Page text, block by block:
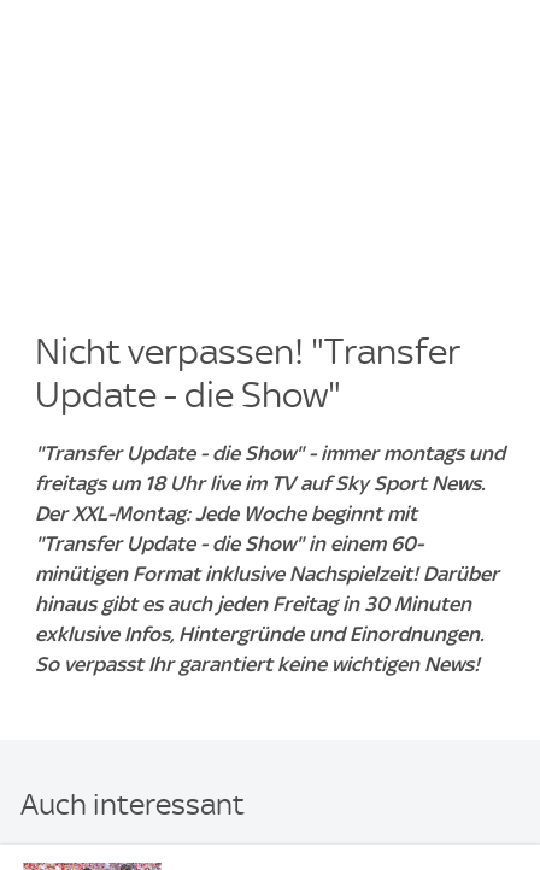
Nicht verpassen! "Transfer
Update - die Show"
"Transfer Update - die Show" - immer montags und
freitags um 18 Uhr live im TV auf Sky Sport News.
Der XXL-Montag: Jede Woche beginnt mit
"Transfer Update - die Show" in einem 60-
minütigen Format inklusive Nachspielzeit! Darüber
hinaus gibt es auch jeden Freitag in 30 Minuten
exklusive Infos, Hintergründe und Einordnungen.
So verpasst Ihr garantiert keine wichtigen News!
Auch interessant